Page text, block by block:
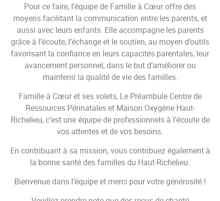
Pour ce faire, l’équipe de Famille à Cœur offre des
moyens facilitant la communication entre les parents, et
aussi avec leurs enfants. Elle accompagne les parents
grâce à l’écoute, l’échange et le soutien, au moyen d’outils
favorisant la confiance en leurs capacités parentales, leur
avancement personnel, dans le but d’améliorer ou
maintenir la qualité de vie des familles.
Famille à Cœur et ses volets, Le Préambule Centre de
Ressources Périnatales et Maison Oxygène Haut-
Richelieu, c’est une équipe de professionnels à l’écoute de
vos attentes et de vos besoins.
En contribuant à sa mission, vous contribuez également à
la bonne santé des familles du Haut-Richelieu.
Bienvenue dans l’équipe et merci pour votre générosité !